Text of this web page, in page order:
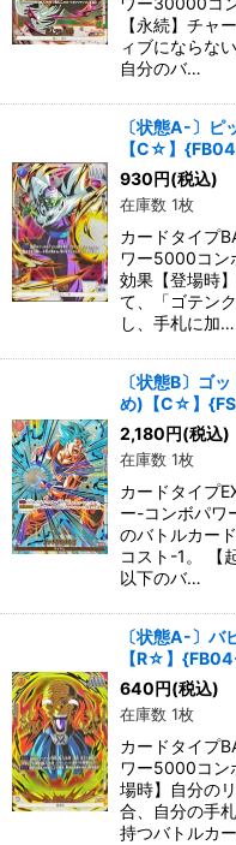
【永続】チャ
ィブにならな
自分のバ…
〔状態A-〕ピ
【C☆】
930 円(税込)
在庫数 1枚
カードタイプ
ワー5000コン
効果【登場時
て、「ゴテン
し、手札に加…
〔状態B〕ゴ
め)【C☆】
2,180 円(税込)
在庫数 1枚
カードタイプ
ー-コンボパワ
のバトルカー
コスト-1。 【
以下のバ…
〔状態A-〕バ
【R☆】
640 円(税込)
在庫数 1枚
カードタイプ
ワー5000コン
場時】自分の
合、自分の手
持つバトルカ